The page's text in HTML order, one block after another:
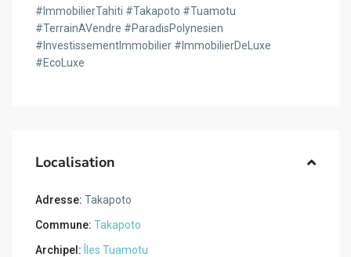
#ImmobilierTahiti #Takapoto #Tuamotu
#TerrainAVendre #ParadisPolynesien
#InvestissementImmobilier #ImmobilierDeLuxe
#EcoLuxe
Localisation
Adresse: Takapoto
Commune: Takapoto
Archipel:
Îles Tuamotu